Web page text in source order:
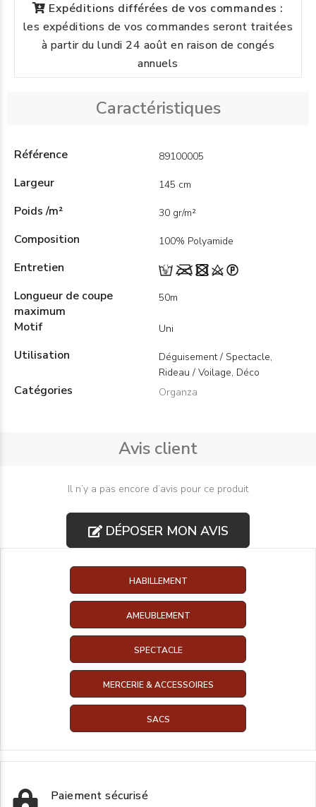
Expéditions différées de vos commandes :
les expéditions de vos commandes seront traitées
à partir du lundi 24 août en raison de congés
annuels
Caractéristiques
Référence 89100005
Largeur 145 cm
Poids /m² 30 gr/m²
Composition 100% Polyamide
Entretien
Longueur de coupe
maximum
50m
Motif Uni
Utilisation
Déguisement / Spectacle,
Rideau / Voilage, Déco
Catégories Organza
Avis client
Il n’y a pas encore d’avis pour ce produit
DÉPOSER MON AVIS
HABILLEMENT
AMEUBLEMENT
SPECTACLE
MERCERIE & ACCESSOIRES
SACS
Paiement sécurisé